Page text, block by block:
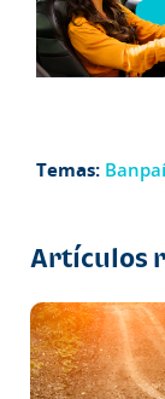
Temas:
Artículos